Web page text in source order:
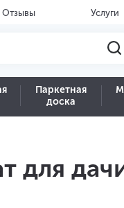
Отзывы Услуги
Паркетная
доска
для